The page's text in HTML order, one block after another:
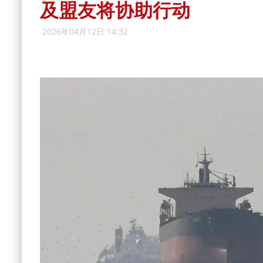
及盟友将协助行动
2026年04月12日 14:32